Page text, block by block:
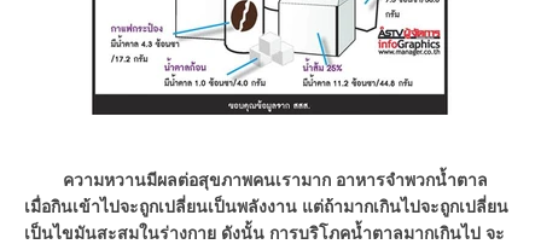
ความหวานมีผลต่อสุขภาพคนเรามาก อาหารจำพวกน้ำตาล
เมื่อกินเข้าไปจะถูกเปลี่ยนเป็นพลังงาน แต่ถ้ามากเกินไปจะถูกเปลี่ยน
เป็นไขมันสะสมในร่างกาย ดังนั้น การบริโภคน้ำตาลมากเกินไป จะ